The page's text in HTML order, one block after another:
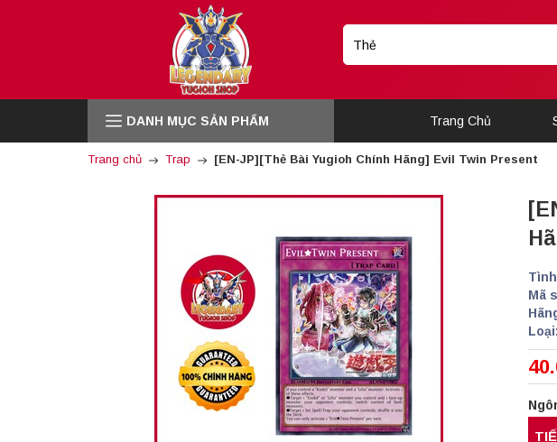
DANH MỤC SẢN PHẨM Trang Chủ
Trang chủ Trap [EN-JP][Thẻ Bài Yugioh Chính Hãng] Evil Twin Present
Mã
Loại: